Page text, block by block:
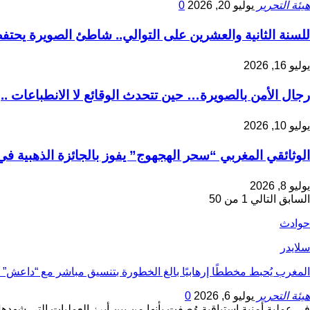
هيئة التحرير يوليو 20, 2026 0
للسنة الثانية والعشرين على التوالي.. شاطئ الصويرة
يوليو 16, 2026
رجال الأمن بالصويرة… حين تتحدث الوقائع لا الانطباعات ..
يوليو 10, 2026
الوثائقي المغربي “سحر الهجهوج” يفوز بالجائزة الذهبية
يوليو 8, 2026
السابق التالي 1 من 50
حوادث
سلايدر
المغرب يُحبط مخططًا إرهابيًا بالغ الخطورة بتنسيق مباشر مع
هيئة التحرير يوليو 6, 2026
0